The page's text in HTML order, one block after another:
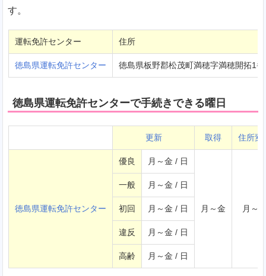
す。
運転免許センター 住所
徳島県運転免許センター 徳島県板野郡松茂町満穂字満穂開拓1
徳島県運転免許センターで手続きできる曜日
更新 取得 住所変
徳島県運転免許センター
優良 月～金 / 日
月～金 月～
一般 月～金 / 日
初回 月～金 / 日
違反 月～金 / 日
高齢 月～金 / 日